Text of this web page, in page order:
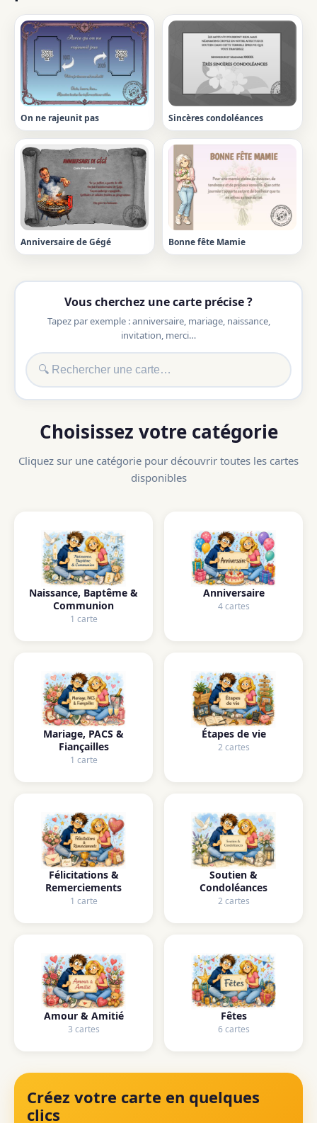
On ne rajeunit pas Sincères condoléances
Anniversaire de Gégé Bonne fête Mamie
Vous cherchez une carte précise ?
Tapez par exemple : anniversaire, mariage, naissance,
invitation, merci…
Choisissez votre catégorie
Cliquez sur une catégorie pour découvrir toutes les cartes
disponibles
Naissance, Baptême &
Communion
1 carte
Anniversaire
4 cartes
Mariage, PACS &
Fiançailles
1 carte
Étapes de vie
2 cartes
Félicitations &
Remerciements
1 carte
Soutien &
Condoléances
2 cartes
Amour & Amitié
3 cartes
Fêtes
6 cartes
Créez votre carte en quelques
clics